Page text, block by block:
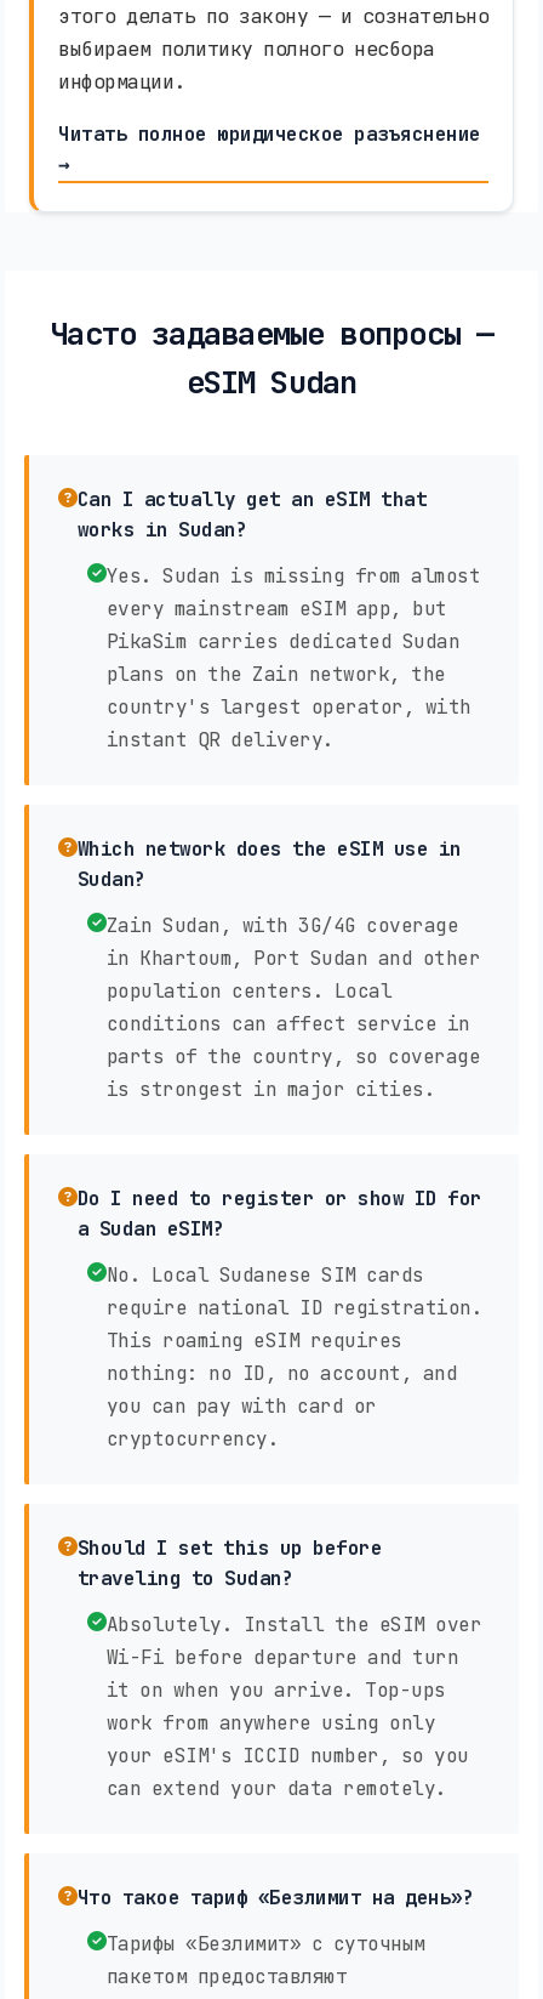
этого делать по закону — и сознательно
выбираем политику полного несбора
информации.
Читать полное юридическое разъяснение
→
Часто задаваемые вопросы —
eSIM Sudan
Can I actually get an eSIM that
works in Sudan?
Yes. Sudan is missing from almost
every mainstream eSIM app, but
PikaSim carries dedicated Sudan
plans on the Zain network, the
country's largest operator, with
instant QR delivery.
Which network does the eSIM use in
Sudan?
Zain Sudan, with 3G/4G coverage
in Khartoum, Port Sudan and other
population centers. Local
conditions can affect service in
parts of the country, so coverage
is strongest in major cities.
Do I need to register or show ID for
a Sudan eSIM?
No. Local Sudanese SIM cards
require national ID registration.
This roaming eSIM requires
nothing: no ID, no account, and
you can pay with card or
cryptocurrency.
Should I set this up before
traveling to Sudan?
Absolutely. Install the eSIM over
Wi-Fi before departure and turn
it on when you arrive. Top-ups
work from anywhere using only
your eSIM's ICCID number, so you
can extend your data remotely.
Что такое тариф «Безлимит на день»?
Тарифы «Безлимит» с суточным
пакетом предоставляют